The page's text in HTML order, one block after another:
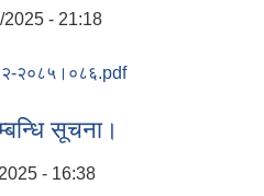
- 21:18
२०८५।०८६.pdf
सूचना।
- 16:38